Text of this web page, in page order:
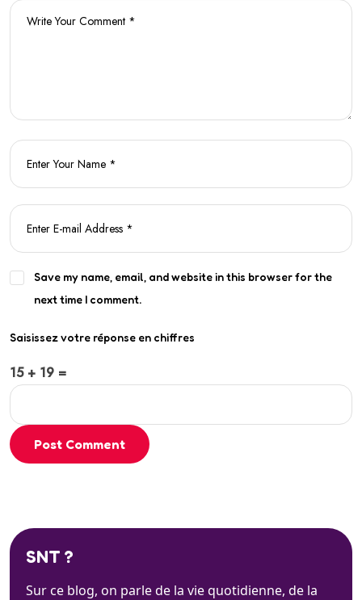
Save my name, email, and website in this browser for the
next time I comment.
Saisissez votre réponse en chiffres
15 + 19 =
Post Comment
SNT ?
Sur ce blog, on parle de la vie quotidienne, de la